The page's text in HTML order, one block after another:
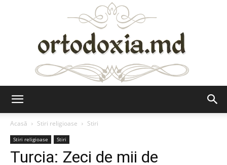
Acasă
Stiri religioase Stiri
Stiri religioase Stiri
Turcia: Zeci de mii de